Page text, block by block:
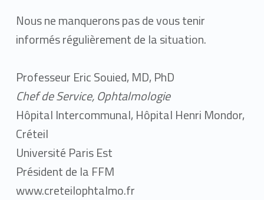
Nous ne manquerons pas de vous tenir
informés régulièrement de la situation.
Professeur Eric Souied, MD, PhD
Chef de Service, Ophtalmologie
Hôpital Intercommunal, Hôpital Henri Mondor,
Créteil
Université Paris Est
Président de la FFM
www.creteilophtalmo.fr